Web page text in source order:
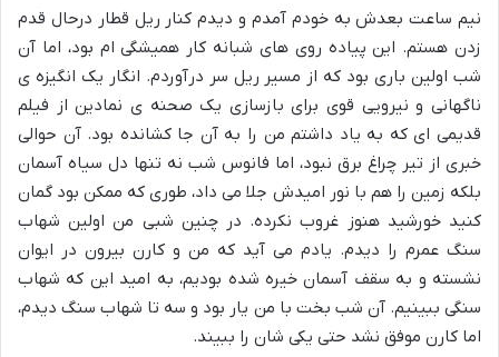
نیم ساعت بعدش به خودم آمدم و دیدم کنار ریل قطار درحال قدم
زدن هستم. این پیاده روی های شبانه کار همیشگی ام بود، اما آن
شب اولین باری بود که از مسیر ریل سر درآوردم. انگار یک انگیزه ی
ناگهانی و نیرویی قوی برای بازسازی یک صحنه ی نمادین از فیلم
قدیمی ای که به یاد داشتم من را به آن جا کشانده بود. آن حوالی
خبری از تیر چراغ برق نبود، اما فانوس شب نه تنها دل سیاه آسمان
بلکه زمین را هم با نور امیدش جلا می داد، طوری که ممکن بود گمان
کنید خورشید هنوز غروب نکرده. در چنین شبی من اولین شهاب
سنگ عمرم را دیدم. یادم می آید که من و کارن بیرون در ایوان
نشسته و به سقف آسمان خیره شده بودیم، به امید این که شهاب
سنگی ببینیم. آن شب بخت با من یار بود و سه تا شهاب سنگ دیدم،
اما کارن موفق نشد حتی یکی شان را ببیند.